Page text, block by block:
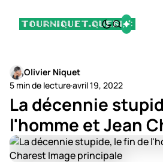
Olivier Niquet
5 min de lecture·avril 19, 2022
La décennie
l'homme et Jean